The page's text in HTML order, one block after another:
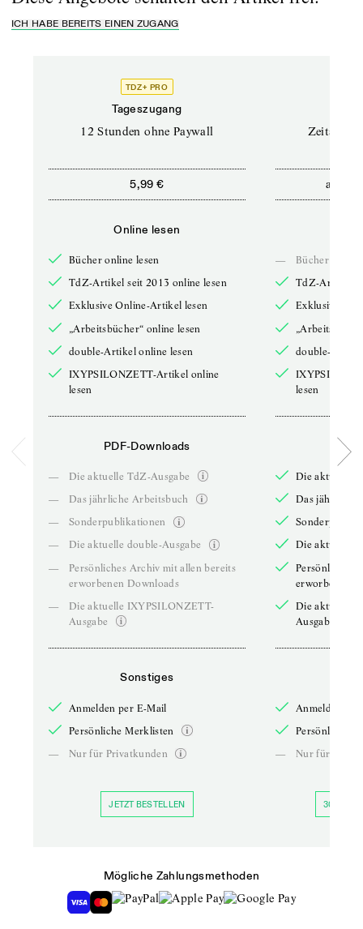
ICH HABE BEREITS EINEN ZUGANG
TDZ+ PRO
Tageszugang
12 Stunden ohne Paywall
5,99 €
Online lesen
Bücher online lesen
TdZ-Artikel seit 2013 online lesen
Exklusive Online-Artikel lesen
„Arbeitsbücher“ online lesen
double-Artikel online lesen
IXYPSILONZETT-Artikel online
lesen
PDF-Downloads
—
Die aktuelle TdZ-Ausgabe
—
Das jährliche Arbeitsbuch
—
Sonderpublikationen
—
Die aktuelle double-Ausgabe
—
Persönliches Archiv mit allen bereits
erworbenen Downloads
—
Die aktuelle IXYPSILONZETT-
Ausgabe
Sonstiges
Anmelden per E-Mail
Persönliche Merklisten
—
Nur für Privatkunden
JETZT BESTELLEN
ab
—
Bücher online
TdZ-Artikel
Exklusive
double-
lesen
Die aktuelle
Das jährliche
Die aktuelle
Persönliches
erworbenen
Die aktuelle
Ausgabe
Anmelden
Persönliche
—
Nur für
30 TAGE
Mögliche Zahlungsmethoden